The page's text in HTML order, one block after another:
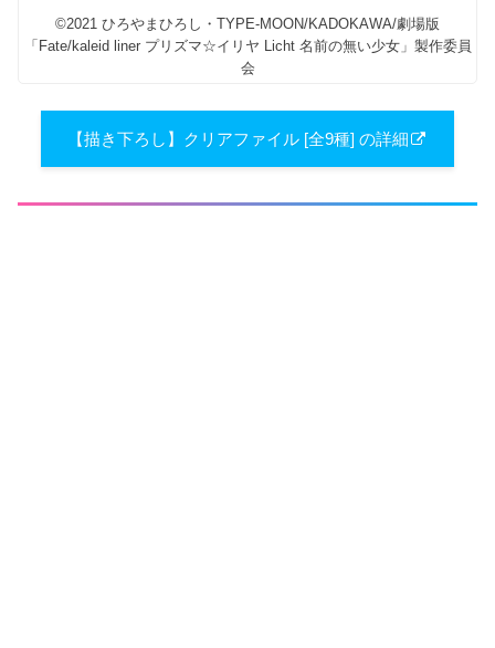
©2021 ひろやまひろし・TYPE-MOON/KADOKAWA/劇場版
「Fate/kaleid liner プリズマ☆イリヤ Licht 名前の無い少女」製作委員
会
【描き下ろし】クリアファイル [全9種] の詳細